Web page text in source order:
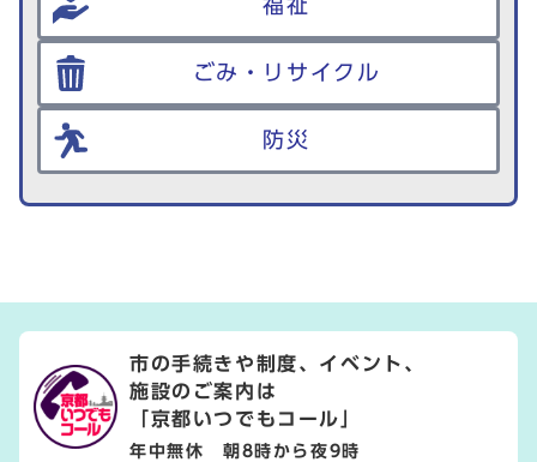
福祉
ごみ・リサイクル
防災
市の手続きや制度、イベント、
施設のご案内は
「京都いつでもコール」
年中無休 朝8時から夜9時